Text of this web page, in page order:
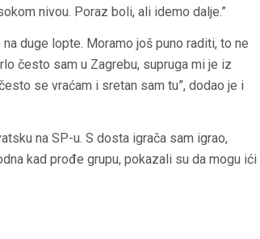
nivou. Poraz boli, ali idemo dalje.”
duge lopte. Moramo još puno raditi, to ne
često sam u Zagrebu, supruga mi je iz
se vraćam i sretan sam tu”, dodao je i
na SP-u. S dosta igrača sam igrao,
kad prođe grupu, pokazali su da mogu ići